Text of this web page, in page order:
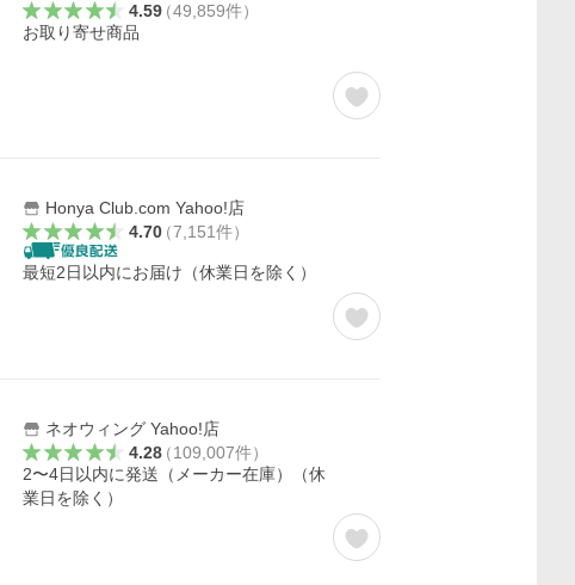
4.59（49,859件）
お取り寄せ商品
Honya Club.com Yahoo!店
4.70（7,151件）
最短2日以内にお届け（休業日を除く）
ネオウィング Yahoo!店
4.28（109,007件）
2〜4日以内に発送（メーカー在庫）（休
業日を除く）